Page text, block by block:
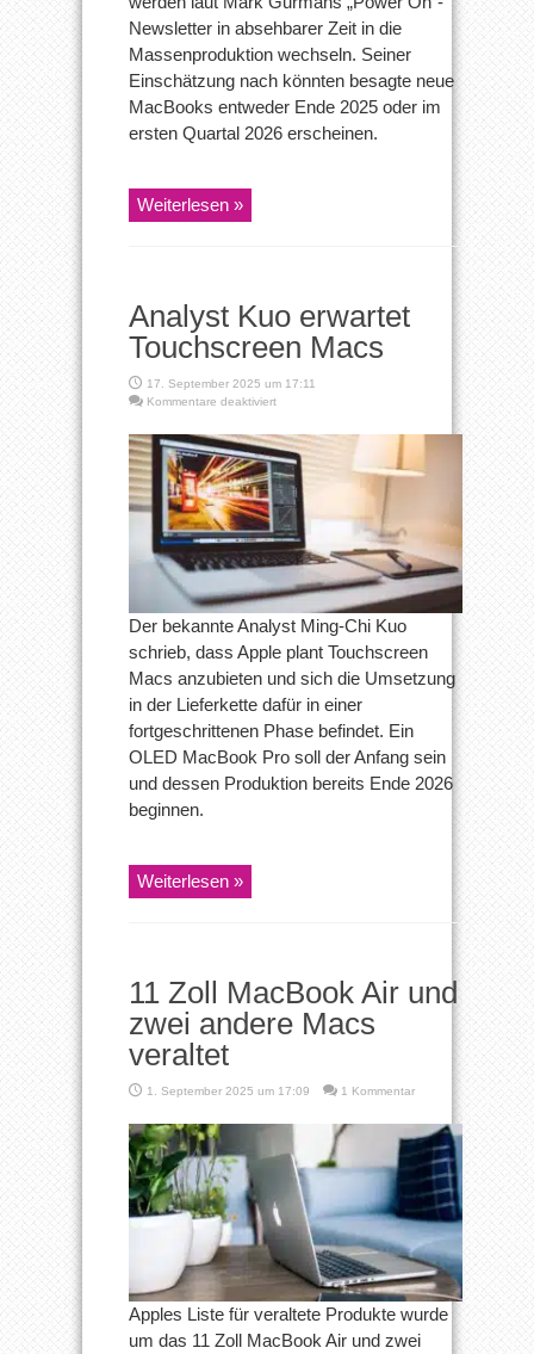
Newsletter in absehbarer Zeit in die
Massenproduktion wechseln. Seiner
Einschätzung nach könnten besagte neue
MacBooks entweder Ende 2025 oder im
ersten Quartal 2026 erscheinen.
Weiterlesen »
Analyst Kuo erwartet
Touchscreen Macs
17. September 2025 um 17:11
Kommentare deaktiviertfür
Kuo
erwartet
Touchscreen
Macs
Der bekannte Analyst Ming-Chi Kuo
schrieb, dass Apple plant Touchscreen
Macs anzubieten und sich die Umsetzung
in der Lieferkette dafür in einer
fortgeschrittenen Phase befindet. Ein
OLED MacBook Pro soll der Anfang sein
und dessen Produktion bereits Ende 2026
beginnen.
Weiterlesen »
11 Zoll MacBook Air und
zwei andere Macs
veraltet
1. September 2025 um 17:09 1 Kommentar
Apples Liste für veraltete Produkte wurde
um das 11 Zoll MacBook Air und zwei